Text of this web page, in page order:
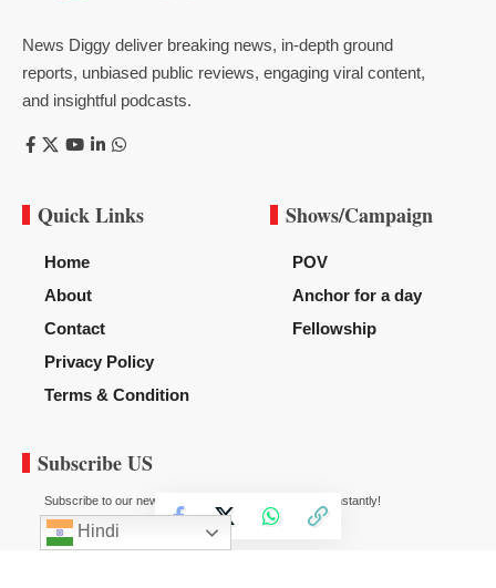
News Diggy deliver breaking news, in-depth ground
reports, unbiased public reviews, engaging viral content,
and insightful podcasts.
Quick Links
Home
About
Contact
Privacy Policy
Terms & Condition
Shows/Campaign
POV
Anchor for a day
Fellowship
Subscribe US
Subscribe to our newsletter to get our newest articles instantly!
Hindi